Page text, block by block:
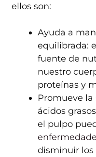
ellos son:
Ayuda a
equilibrada:
fuente de
nuestro
proteínas y
Promueve la
ácidos
el pulpo
disminuir los